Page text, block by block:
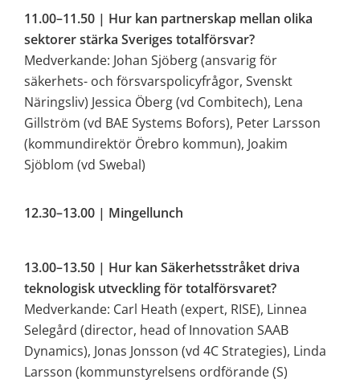
11.00–11.50 | Hur kan partnerskap mellan olika
sektorer stärka Sveriges totalförsvar?
Medverkande: Johan Sjöberg (ansvarig för
säkerhets- och försvarspolicyfrågor, Svenskt
Näringsliv) Jessica Öberg (vd Combitech), Lena
Gillström (vd BAE Systems Bofors), Peter Larsson
(kommundirektör Örebro kommun), Joakim
Sjöblom (vd Swebal)
12.30–13.00 | Mingellunch
13.00–13.50 | Hur kan Säkerhetsstråket driva
teknologisk utveckling för totalförsvaret?
Medverkande: Carl Heath (expert, RISE), Linnea
Selegård (director, head of Innovation SAAB
Dynamics), Jonas Jonsson (vd 4C Strategies), Linda
Larsson (kommunstyrelsens ordförande (S)